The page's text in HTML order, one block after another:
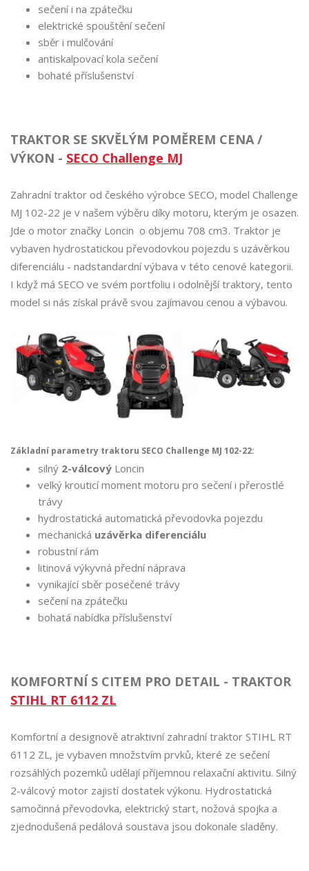
sečení i na zpátečku
elektrické spouštění sečení
sběr i mulčování
antiskalpovací kola sečení
bohaté příslušenství
TRAKTOR SE SKVĚLÝM POMĚREM CENA /
VÝKON - SECO Challenge MJ
Zahradní traktor od českého výrobce SECO, model Challenge
MJ 102-22 je v našem výběru díky motoru, kterým je osazen.
Jde o motor značky Loncin o objemu 708 cm3. Traktor je
vybaven hydrostatickou převodovkou pojezdu s uzávěrkou
diferenciálu - nadstandardní výbava v této cenové kategorii.
I když má SECO ve svém portfoliu i odolnější traktory, tento
model si nás získal právě svou zajímavou cenou a výbavou.
Základní parametry traktoru SECO Challenge MJ 102-22:
silný 2-válcový Loncin
velký krouticí moment motoru pro sečení i přerostlé
trávy
hydrostatická automatická převodovka pojezdu
mechanická uzávěrka diferenciálu
robustní rám
litinová výkyvná přední náprava
vynikající sběr posečené trávy
sečení na zpátečku
bohatá nabídka příslušenství
KOMFORTNÍ S CITEM PRO DETAIL - TRAKTOR
STIHL RT 6112 ZL
Komfortní a designově atraktivní zahradní traktor STIHL RT
6112 ZL, je vybaven množstvím prvků, které ze sečení
rozsáhlých pozemků udělají příjemnou relaxační aktivitu. Silný
2-válcový motor zajistí dostatek výkonu. Hydrostatická
samočinná převodovka, elektrický start, nožová spojka a
zjednodušená pedálová soustava jsou dokonale sladěny.